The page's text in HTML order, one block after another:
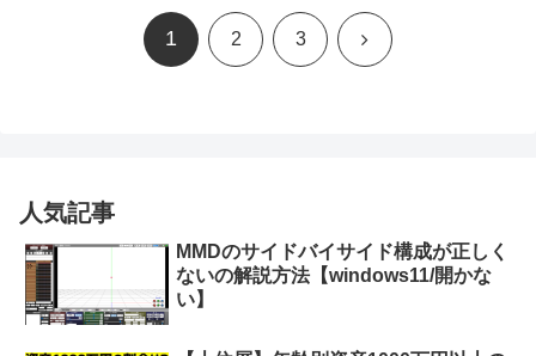
1 2 3 次
人気記事
MMDのサイドバイサイド構成が正しく
ないの解説方法【windows11/開かな
い】